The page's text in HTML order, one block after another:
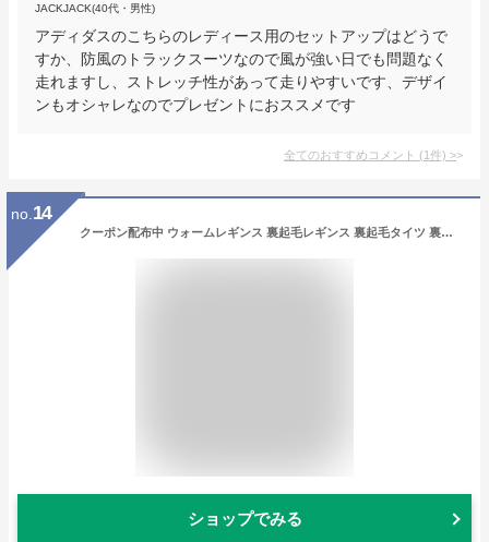
JACKJACK(40代・男性)
アディダスのこちらのレディース用のセットアップはどうで
すか、防風のトラックスーツなので風が強い日でも問題なく
走れますし、ストレッチ性があって走りやすいです、デザイ
ンもオシャレなのでプレゼントにおススメです
全てのおすすめコメント (1件) >
no. 14
クーポン配布中 ウォームレギンス 裏起毛レギンス 裏起毛タイツ 裏起毛パンツ ヨガウェア スポーツウェア ゴルフウェア スポーツスパッツ スポーツレギンス ランニング ヨガパンツ レディース 冬用 暖かい パンツ ボトムス 厚い 防寒 人気 ブラック
ショップでみる